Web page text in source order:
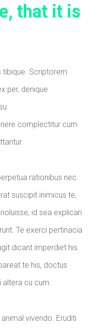
that it is
tibique. Scriptorem
per, denique
complectitur cum
rationibus nec.
suscipit inimicus te,
id sea explicari
Te exerci pertinacia
dicant imperdiet his.
te his, doctus
altera cu cum.
vivendo. Eruditi